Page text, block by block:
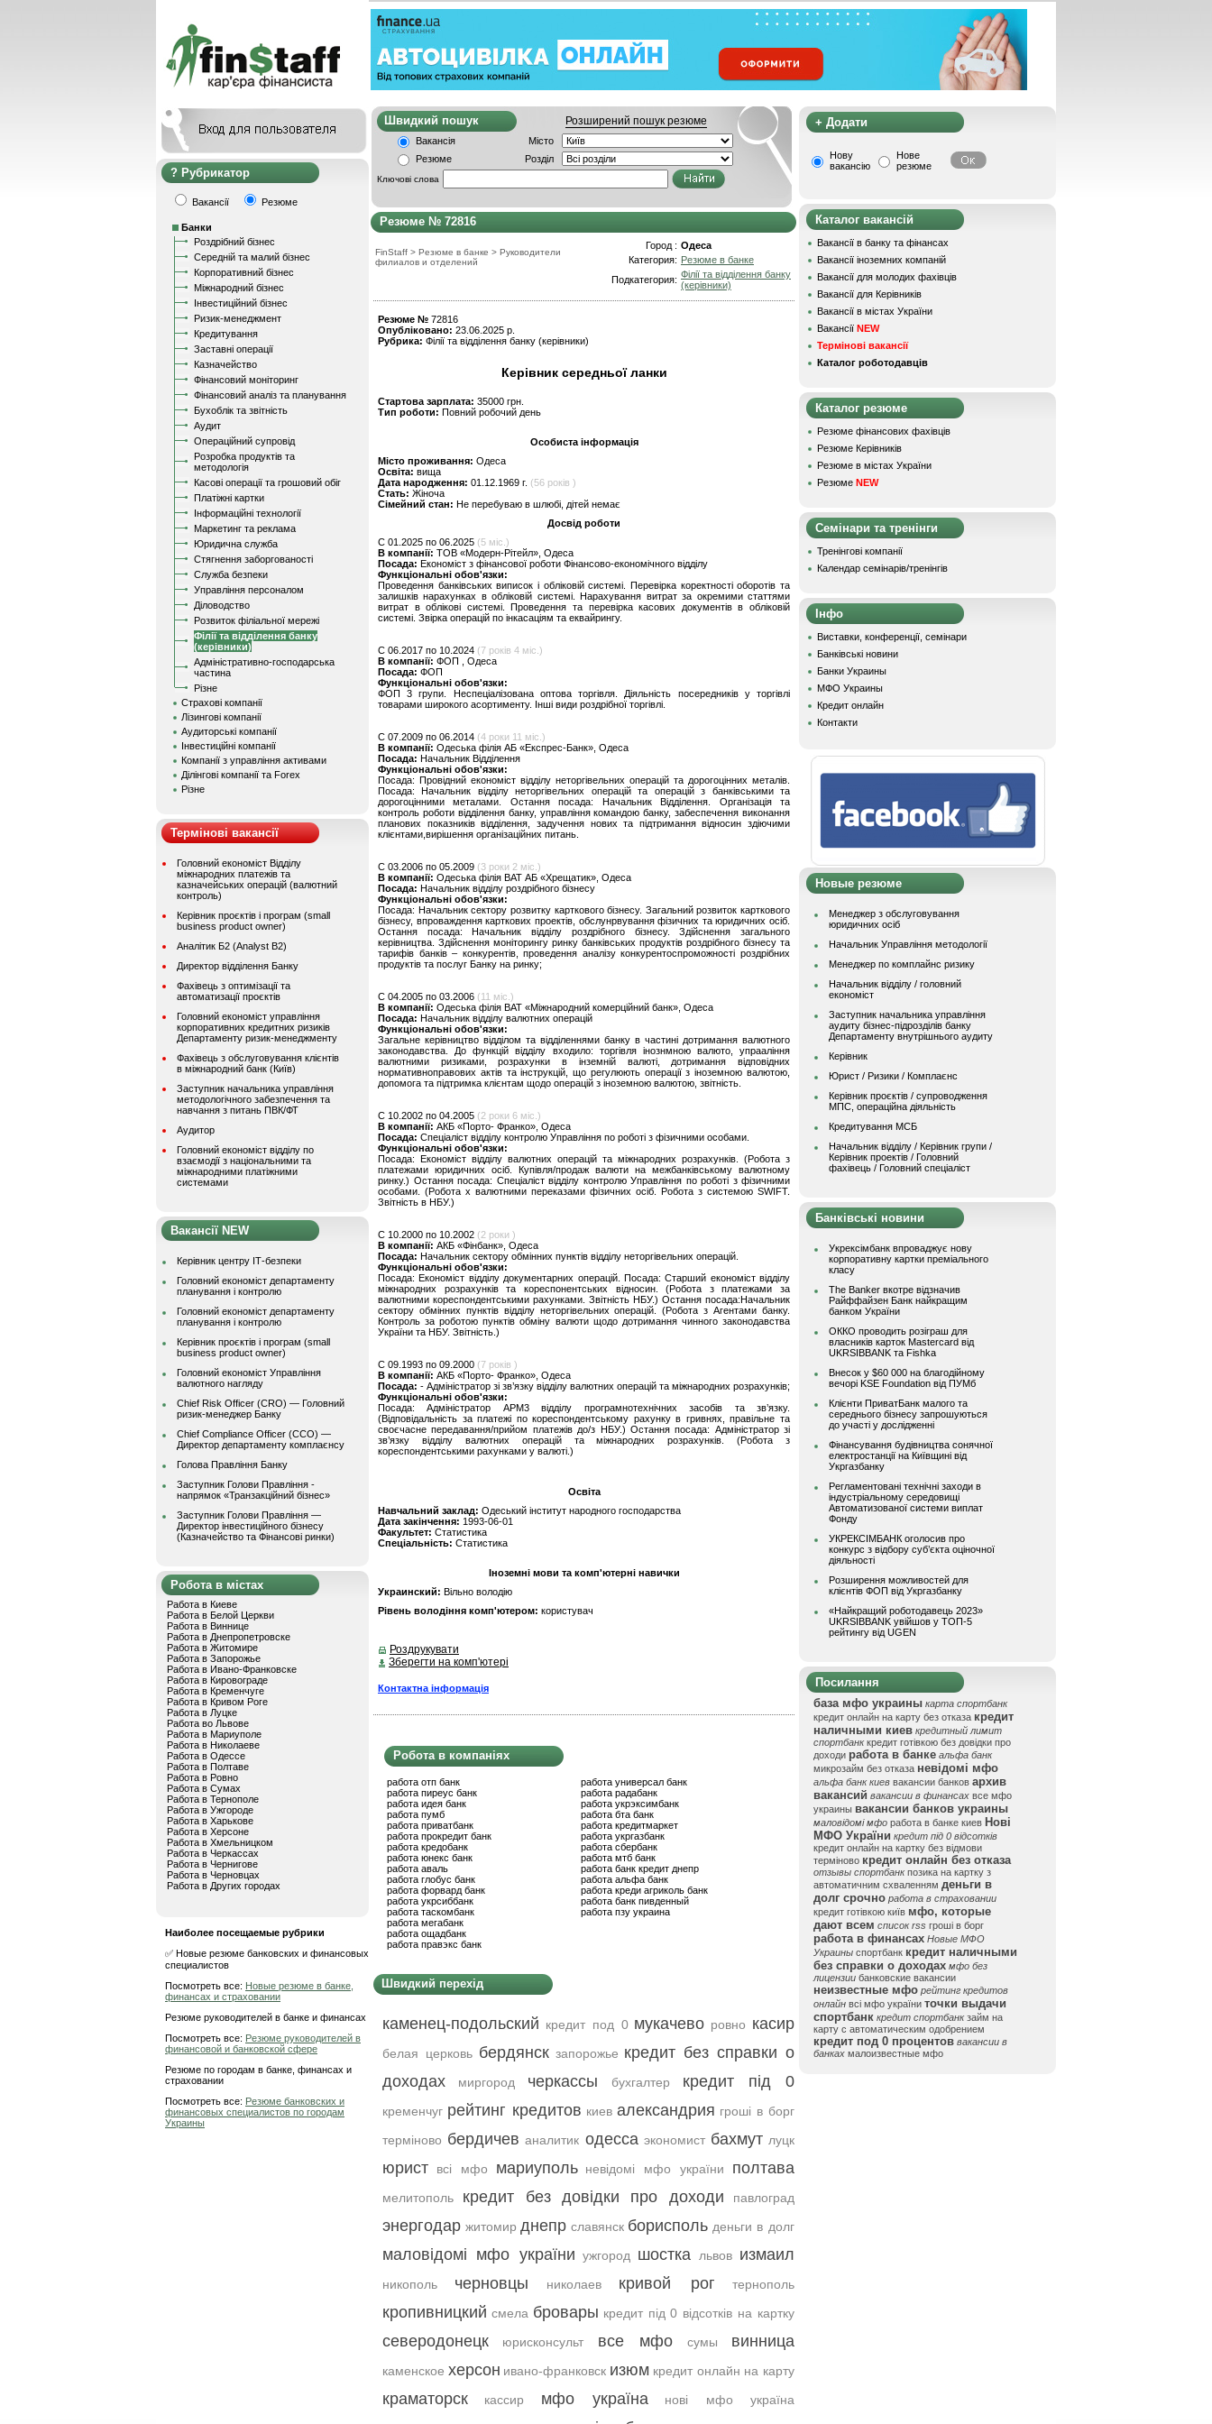
Рубрикатор
Вакансії Резюме
Банки
Роздрібний бізнес
Середній та малий бізнес
Корпоративний бізнес
Міжнародний бізнес
Інвестиційний бізнес
Ризик-менеджмент
Кредитування
Заставні операції
Казначейство
Фінансовий моніторинг
Фінансовий аналіз та планування
Бухоблік та звітність
Аудит
Операційний супровід
Розробка продуктів та
методологія
Касові операції та грошовий обіг
Платіжні картки
Інформаційні технології
Маркетинг та реклама
Юридична служба
Стягнення заборгованості
Служба безпеки
Управління персоналом
Діловодство
Розвиток філіальної мережі
Філії та відділення банку
(керівники)
Адміністративно-господарська
частина
Різне
Страхові компанії
Лізингові компанії
Аудиторські компанії
Інвестиційні компанії
Компанії з управління активами
Ділінгові компанії та Forex
Різне
Термінові вакансії
Головний економіст Відділу
міжнародних платежів та
казначейських операцій (валютний
контроль)
Керівник проєктів і програм (small
business product owner)
Аналітик Б2 (Analyst B2)
Директор відділення Банку
Фахівець з оптимізації та
автоматизації проєктів
Головний економіст управління
корпоративних кредитних ризиків
Департаменту ризик-менеджменту
Фахівець з обслуговування клієнтів
в міжнародний банк (Київ)
Заступник начальника управління
методологічного забезпечення та
навчання з питань ПВК/ФТ
Аудитор
Головний економіст відділу по
взаємодії з національними та
міжнародними платіжними
системами
Вакансії NEW
Керівник центру ІТ-безпеки
Головний економіст департаменту
планування і контролю
Головний економіст департаменту
планування і контролю
Керівник проєктів і програм (small
business product owner)
Головний економіст Управління
валютного нагляду
Chief Risk Officer (CRO) — Головний
ризик-менеджер Банку
Chief Compliance Officer (CCO) —
Директор департаменту комплаєнсу
Голова Правління Банку
Заступник Голови Правління -
напрямок «Транзакційний бізнес»
Заступник Голови Правління —
Директор інвестиційного бізнесу
(Казначейство та Фінансові ринки)
Робота в містах
Работа в Киеве
Работа в Белой Церкви
Работа в Виннице
Работа в Днепропетровске
Работа в Житомире
Работа в Запорожье
Работа в Ивано-Франковске
Работа в Кировограде
Работа в Кременчуге
Работа в Кривом Роге
Работа в Луцке
Работа во Львове
Работа в Мариуполе
Работа в Николаеве
Работа в Одессе
Работа в Полтаве
Работа в Ровно
Работа в Сумах
Работа в Тернополе
Работа в Ужгороде
Работа в Харькове
Работа в Херсоне
Работа в Хмельницком
Работа в Черкассах
Работа в Чернигове
Работа в Черновцах
Работа в Других городах
Наиболее посещаемые рубрики
✅ Новые резюме банковских и финансовых
специалистов
Посмотреть все: Новые резюме в банке,
финансах и страховании
Резюме руководителей в банке и финансах
Посмотреть все: Резюме руководителей в
финансовой и банковской сфере
Резюме по городам в банке, финансах и
страховании
Посмотреть все: Резюме банковских и
финансовых специалистов по городам
Украины
Швидкий пошук Розширений пошук резюме
Вакансія
Місто
Резюме
Розділ
Ключові слова
Резюме № 72816
FinStaff > Резюме в банке > Руководители
филиалов и отделений
Город : Одеса
Категория: Резюме в банке
Подкатегория: Філії та відділення банку
(керівники)
Резюме № 72816
Опубліковано: 23.06.2025 р.
Рубрика: Філії та відділення банку (керівники)
Керівник середньої ланки
Стартова зарплата: 35000 грн.
Тип роботи: Повний робочий день
Особиста інформація
Місто проживання: Одеса
Освіта: вища
Дата народження: 01.12.1969 г. (56 років )
Стать: Жіноча
Сімейний стан: Не перебуваю в шлюбі, дітей немає
Досвід роботи
C 01.2025 по 06.2025 (5 міс.)
В компанії: ТОВ «Модерн-Рітейл», Одеса
Посада: Економіст з фінансової роботи Фінансово-економічного відділу
Функціональні обов'язки:
Проведення банківських виписок і обліковій системі. Перевірка коректності оборотів та
залишків нарахунках в обліковій системі. Нарахування витрат за окремими статтями
витрат в облікові системі. Проведення та перевірка касових документів в обліковій
системі. Звірка операцій по інкасаціям та еквайрингу.
C 06.2017 по 10.2024 (7 років 4 міс.)
В компанії: ФОП , Одеса
Посада: ФОП
Функціональні обов'язки:
ФОП 3 групи. Неспеціалізована оптова торгівля. Діяльність посередників у торгівлі
товарами широкого асортименту. Інші види роздрібної торгівлі.
C 07.2009 по 06.2014 (4 роки 11 міс.)
В компанії: Одеська філія АБ «Експрес-Банк», Одеса
Посада: Начальник Відділення
Функціональні обов'язки:
Посада: Провідний економіст відділу неторгівельних операцій та дорогоцінних металів.
Посада: Начальник відділу неторгівельних операцій та операцій з банківськими та
дорогоцінними металами. Остання посада: Начальник Відділення. Організація та
контроль роботи відділення банку, управління командою банку, забеспечення виконання
планових показників відділення, задучення нових та підтримання відносин здіючими
клієнтами,вирішення організаційних питань.
C 03.2006 по 05.2009 (3 роки 2 міс.)
В компанії: Одеська філія ВАТ АБ «Хрещатик», Одеса
Посада: Начальник відділу роздрібного бізнесу
Функціональні обов'язки:
Посада: Начальник сектору розвитку карткового бізнесу. Загальний розвиток карткового
бізнесу, впроваждення карткових проектів, обслунрвування фізичних та юридичних осіб.
Остання посада: Начальник відділу роздрібного бізнесу. Здійснення загального
керівництва. Здійснення моніторингу ринку банківських продуктів роздрібного бізнесу та
тарифів банків – конкурентів, проведення аналізу конкурентоспроможності роздрібних
продуктів та послуг Банку на ринку;
C 04.2005 по 03.2006 (11 міс.)
В компанії: Одеська філія ВАТ «Міжнародний комерційний банк», Одеса
Посада: Начальник відділу валютних операцій
Функціональні обов'язки:
Загальне керівництво відділом та відділеннями банку в частині дотримання валютного
законодавства. До функцій відділу входило: торгівля інознмною валюто, упрааління
валютними ризиками, розрахунки в інземній валюті, дотримання відповідних
нормативноправових актів та інструкцій, що регулюють операції з іноземною валютою,
допомога та підтримка клієнтам щодо операцій з іноземною валютою, звітність.
C 10.2002 по 04.2005 (2 роки 6 міс.)
В компанії: АКБ «Порто- Франко», Одеса
Посада: Спеціаліст відділу контролю Управління по роботі з фізичними особами.
Функціональні обов'язки:
Посада: Економіст відділу валютних операцій та міжнародних розрахунків. (Робота з
платежами юридичних осіб. Купівля/продаж валюти на межбанківському валютному
ринку.) Остання посада: Спеціаліст відділу контролю Управління по роботі з фізичними
особами. (Робота х валютними переказами фізичних осіб. Робота з системою SWIFT.
Звітність в НБУ.)
C 10.2000 по 10.2002 (2 роки )
В компанії: АКБ «Фінбанк», Одеса
Посада: Начальник сектору обмінних пунктів відділу неторгівельних операцій.
Функціональні обов'язки:
Посада: Економіст відділу документарних операцій. Посада: Старший економіст відділу
міжнародних розрахунків та кореспонентських відносин. (Робота з платежами за
валютними кореспондентськими рахунками. Звітність НБУ.) Остання посада:Начальник
сектору обмінних пунктів відділу неторгівельних операцій. (Робота з Агентами банку.
Контроль за роботою пунктів обміну валюти щодо дотримання чинного законодавства
України та НБУ. Звітність.)
C 09.1993 по 09.2000 (7 років )
В компанії: АКБ «Порто- Франко», Одеса
Посада: - Адміністратор зі зв’язку відділу валютних операцій та міжнародних розрахунків;
Функціональні обов'язки:
Посада: Адміністратор АРМ3 відділу програмнотехнічних засобів та зв’язку.
(Відповідальність за платежі по кореспондентському рахунку в гривнях, правільне та
своєчасне передавання/прийом платежів до/з НБУ.) Остання посада: Адміністратор зі
зв’язку відділу валютних операцій та міжнародних розрахунків. (Робота з
кореспондентськими рахунками у валюті.)
Освіта
Навчальний заклад: Одеський інститут народного господарства
Дата закінчення: 1993-06-01
Факультет: Статистика
Спеціальність: Статистика
Іноземні мови та комп'ютерні навички
Украинский: Вільно володію
Рівень володіння комп'ютером: користувач
Роздрукувати
Зберегти на комп'ютері
Контактна інформація
Робота в компаніях
работа отп банк
работа пиреус банк
работа идея банк
работа пумб
работа приватбанк
работа прокредит банк
работа кредобанк
работа юнекс банк
работа аваль
работа глобус банк
работа форвард банк
работа укрсиббанк
работа таскомбанк
работа мегабанк
работа ощадбанк
работа правэкс банк
работа универсал банк
работа радабанк
работа укрэксимбанк
работа бта банк
работа кредитмаркет
работа укргазбанк
работа сбербанк
работа мтб банк
работа банк кредит днепр
работа альфа банк
работа креди агриколь банк
работа банк пивденный
работа пзу украина
Швидкий перехід
каменец-подольский кредит под 0 мукачево ровно касир
белая церковь бердянск запорожье кредит без справки о
доходах
миргород черкассы бухгалтер кредит під 0
кременчуг рейтинг кредитов киев александрия гроші в борг
терміново бердичев аналитик одесса экономист бахмут луцк
юрист всі мфо мариуполь невідомі мфо україни полтава
мелитополь кредит без довідки про доходи павлоград
энергодар житомир днепр славянск борисполь деньги в долг
маловідомі мфо україни ужгород шостка львов измаил
никополь черновцы николаев кривой рог тернополь
кропивницкий смела бровары кредит під 0 відсотків на картку
северодонецк юрисконсульт все мфо сумы винница
каменское херсон ивано-франковск изюм кредит онлайн на карту
краматорск кассир мфо україна нові мфо україна
+ Додати
Нову
вакансію
Нове
резюме
Каталог вакансій
Вакансії в банку та фінансах
Вакансії іноземних компаній
Вакансії для молодих фахівців
Вакансії для Керівників
Вакансії в містах України
Вакансії NEW
Термінові вакансії
Каталог роботодавців
Каталог резюме
Резюме фінансових фахівців
Резюме Керівників
Резюме в містах України
Резюме NEW
Семінари та тренінги
Тренінгові компанії
Календар семінарів/тренінгів
Інфо
Виставки, конференції, семінари
Банківські новини
Банки Украины
МФО Украины
Кредит онлайн
Контакти
Новые резюме
Менеджер з обслуговування
юридичних осіб
Начальник Управління методології
Менеджер по комплайнс ризику
Начальник відділу / головний
економіст
Заступник начальника управління
аудиту бізнес-підрозділів банку
Департаменту внутрішнього аудиту
Керівник
Юрист / Ризики / Комплаєнс
Керівник проєктів / супроводження
МПС, операційна діяльність
Кредитування МСБ
Начальник вiддiлу / Керівник групи /
Керівник проектів / Головний
фахівець / Головний спеціаліст
Банківські новини
Укрексімбанк впроваджує нову
корпоративну картки преміального
класу
The Banker вкотре відзначив
Райффайзен Банк найкращим
банком України
ОККО проводить розіграш для
власників карток Mastercard від
UKRSIBBANK та Fishka
Внесок у $60 000 на благодійному
вечорі KSE Foundation від ПУМб
Клієнти ПриватБанк малого та
середнього бізнесу запрошуються
до участі у дослідженні
Фінансування будівництва сонячної
електростанції на Київщині від
Укргазбанку
Регламентовані технічні заходи в
індустріальному середовищі
Автоматизованої системи виплат
Фонду
УКРЕКСІМБАНК оголосив про
конкурс з відбору суб’єкта оціночної
діяльності
Розширення можливостей для
клієнтів ФОП від Укргазбанку
«Найкращий роботодавець 2023»
UKRSIBBANK увійшов у ТОП-5
рейтингу від UGEN
Посилання
база мфо украины карта спортбанк
кредит онлайн на карту без отказа кредит
наличными киев кредитный лимит
спортбанк кредит готівкою без довідки про
доходи работа в банке альфа банк
микрозайм без отказа невідомі мфо
альфа банк киев вакансии банков архив
вакансий вакансии в финансах все мфо
украины вакансии банков украины
маловідомі мфо работа в банке киев Нові
МФО України кредит під 0 відсотків
кредит онлайн на картку без відмови
терміново кредит онлайн без отказа
отзывы спортбанк позика на картку з
автоматичним схваленням деньги в
долг срочно работа в страховании
кредит готівкою київ мфо, которые
дают всем список rss гроші в борг
работа в финансах Новые МФО
Украины спортбанк кредит наличными
без справки о доходах мфо без
лицензии банковские вакансии
неизвестные мфо рейтинг кредитов
онлайн всі мфо україни точки выдачи
спортбанк кредит спортбанк займ на
карту с автоматическим одобрением
кредит под 0 процентов вакансии в
банках малоизвестные мфо